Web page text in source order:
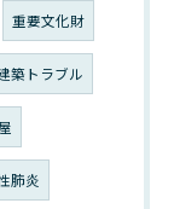
重要文化財
築トラブル
肺炎